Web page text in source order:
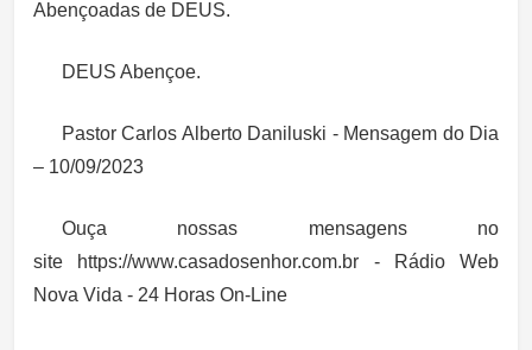
Abençoadas de DEUS.
DEUS Abençoe.
Pastor Carlos Alberto Daniluski - Mensagem do Dia
– 10/09/2023
Ouça nossas mensagens no
site https://www.casadosenhor.com.br - Rádio Web
Nova Vida - 24 Horas On-Line